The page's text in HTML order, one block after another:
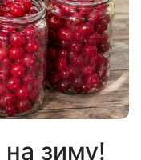
на зиму!